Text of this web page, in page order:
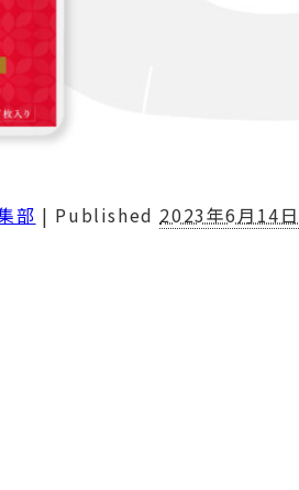
部 | Published 2023年6月14日